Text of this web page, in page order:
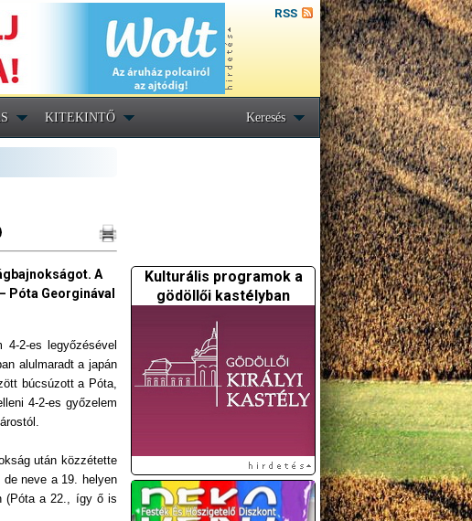
RSS
KITEKINTŐ Keresés
A
Póta Georginával
2-es legyőzésével
alulmaradt a japán
búcsúzott a Póta,
4-2-es győzelem
után közzétette
neve a 19. helyen
(Póta a 22., így ő is
Kulturális programok a
gödöllői kastélyban